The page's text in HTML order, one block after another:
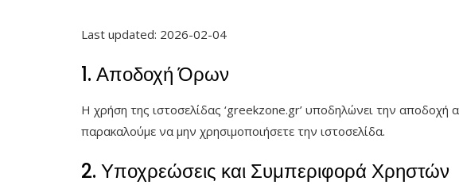
Last updated: 2026-02-04
1. Αποδοχή Όρων
Η χρήση της ιστοσελίδας ‘greekzone.gr’ υποδηλώνει την
παρακαλούμε να μην χρησιμοποιήσετε την ιστοσελίδα.
2. Υποχρεώσεις και Συμπεριφορά Χρηστών